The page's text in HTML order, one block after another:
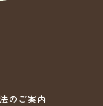
のご案内